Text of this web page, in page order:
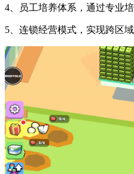
4、员工培养体系，通过专业
5、连锁经营模式，实现跨区